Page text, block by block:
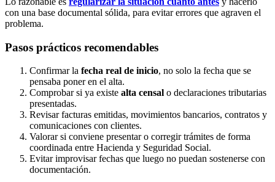
con una base documental sólida, para evitar errores que agraven el
problema.
Pasos prácticos recomendables
Confirmar la fecha real de inicio, no solo la fecha que se
pensaba poner en el alta.
Comprobar si ya existe alta censal o declaraciones tributarias
presentadas.
Revisar facturas emitidas, movimientos bancarios, contratos y
comunicaciones con clientes.
Valorar si conviene presentar o corregir trámites de forma
coordinada entre Hacienda y Seguridad Social.
Evitar improvisar fechas que luego no puedan sostenerse con
documentación.